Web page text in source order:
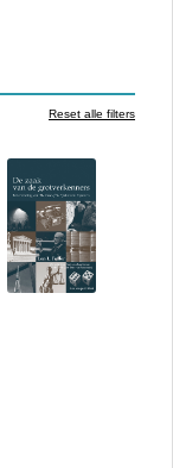
Reset alle filters